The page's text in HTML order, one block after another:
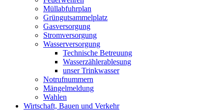
Müllabfuhrplan
Grüngutsammelplatz
Gasversorgung
Stromversorgung
Wasserversorgung
Technische Betreuung
Wasserzählerablesung
unser Trinkwasser
Notrufnummern
Mängelmeldung
Wahlen
Wirtschaft, Bauen und Verkehr